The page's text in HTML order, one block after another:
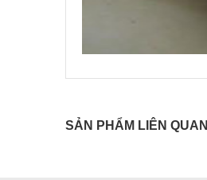
SẢN PHẨM LIÊN QUAN